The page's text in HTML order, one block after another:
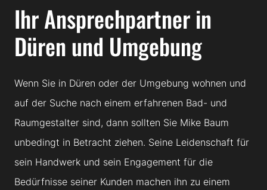
Ihr Ansprechpartner in
Düren und Umgebung
Wenn Sie in Düren oder der Umgebung wohnen und
auf der Suche nach einem erfahrenen Bad- und
Raumgestalter sind, dann sollten Sie Mike Baum
unbedingt in Betracht ziehen. Seine Leidenschaft für
sein Handwerk und sein Engagement für die
Bedürfnisse seiner Kunden machen ihn zu einem